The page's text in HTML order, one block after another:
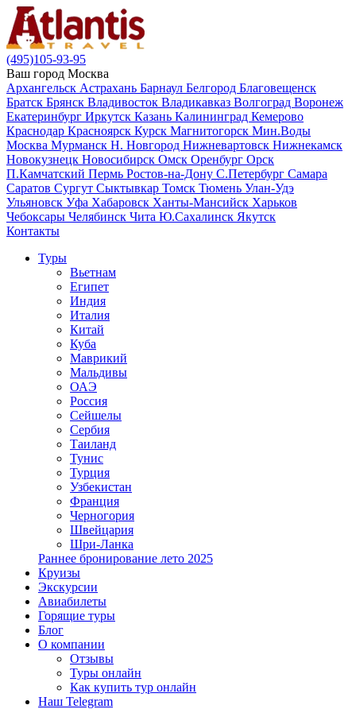
(495)105-93-95
Ваш город Москва
Архангельск Астрахань Барнаул Белгород Благовещенск
Братск Брянск Владивосток Владикавказ Волгоград Воронеж
Екатеринбург Иркутск Казань Калининград Кемерово
Краснодар Красноярск Курск Магнитогорск Мин.Воды
Москва Мурманск Н. Новгород Нижневартовск Нижнекамск
Новокузнецк Новосибирск Омск Оренбург Орск
П.Камчатский Пермь Ростов-на-Дону С.Петербург Самара
Саратов Сургут Сыктывкар Томск Тюмень Улан-Удэ
Ульяновск Уфа Хабаровск Ханты-Мансийск Харьков
Чебоксары Челябинск Чита Ю.Сахалинск Якутск
Контакты
Туры
Вьетнам
Египет
Индия
Италия
Китай
Куба
Маврикий
Мальдивы
ОАЭ
Россия
Сейшелы
Сербия
Таиланд
Тунис
Турция
Узбекистан
Франция
Черногория
Швейцария
Шри-Ланка
Раннее бронирование лето 2025
Круизы
Экскурсии
Авиабилеты
Горящие туры
Блог
О компании
Отзывы
Туры онлайн
Как купить тур онлайн
Наш Telegram